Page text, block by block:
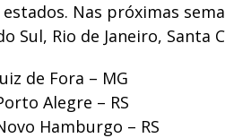
Nas próximas
Sul, Rio de Janeiro, Santa
de Fora – MG
Alegre – RS
Hamburgo – RS